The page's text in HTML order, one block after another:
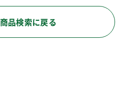
商品検索に戻る